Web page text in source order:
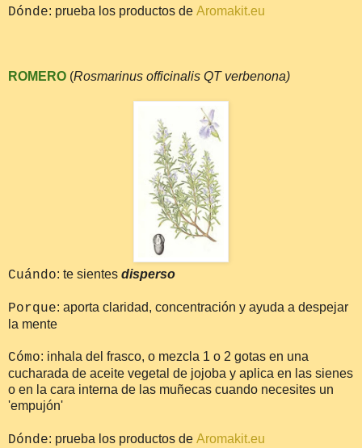
Dónde: prueba los productos de Aromakit.eu
ROMERO (Rosmarinus officinalis QT verbenona)
Cuándo: te sientes disperso
Porque: aporta claridad, concentración y ayuda a despejar
la mente
Cómo: inhala del frasco, o mezcla 1 o 2 gotas en una
cucharada de aceite vegetal de jojoba y aplica en las sienes
o en la cara interna de las muñecas cuando necesites un
'empujón'
Dónde: prueba los productos de Aromakit.eu